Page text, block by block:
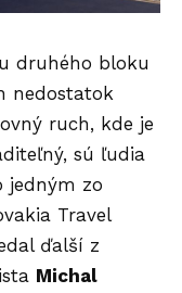
druhého bloku
nedostatok
ruch, kde je
sú ľudia
jedným zo
Travel
ďalší z
Michal